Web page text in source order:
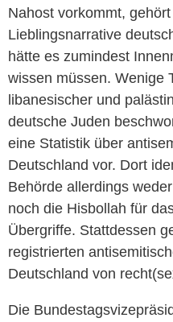
Nahost vorkommt,
Lieblingsnarrative
hätte es zumindest
wissen müssen. Wenige
libanesischer und
deutsche Juden
eine Statistik über
Deutschland vor. Dort
Behörde allerdings
noch die Hisbollah für
Übergriffe. Stattdessen
registrierten
Deutschland von
Die